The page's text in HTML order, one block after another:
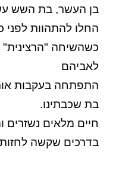
בן העשר, בת השש
החלו להתהוות לפני
כשהשיחה
לאביהם
התפתחה בעקבות
בת שכבתינו.
חיים מלאים
בדרכים שקשה לחזות